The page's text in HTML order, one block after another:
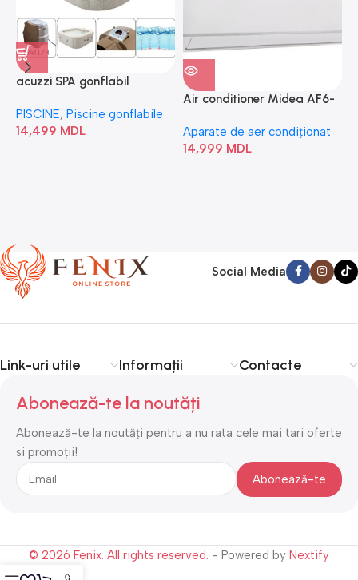
acuzzi SPA gonflabil
Bubble” 28446
PISCINE, Piscine gonflabile
14,499 MDL
Air conditioner Midea AF6-
Aparate de aer condiționat
14,999 MDL
Social Media
Link-uri utile Informații Contacte
Abonează-te la noutăți
Abonează-te la noutăți pentru a nu rata cele mai tari oferte
si promoții!
© 2026 Fenix. All rights reserved. - Powered by Nextify